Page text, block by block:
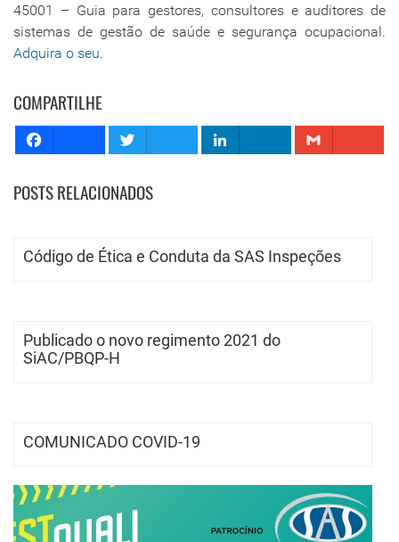
45001 – Guia para gestores, consultores e auditores de
sistemas de gestão de saúde e segurança ocupacional.
Adquira o seu.
COMPARTILHE
POSTS RELACIONADOS
Código de Ética e Conduta da SAS Inspeções
Publicado o novo regimento 2021 do
SiAC/PBQP-H
COMUNICADO COVID-19